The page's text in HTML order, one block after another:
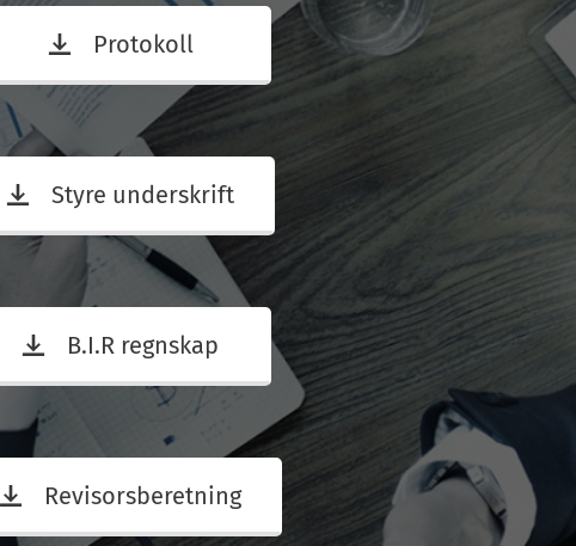
Protokoll
Styre underskrift
B.I.R regnskap
Revisorsberetning